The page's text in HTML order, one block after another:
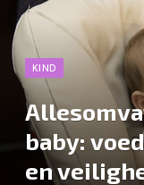
KIND
baby:
en